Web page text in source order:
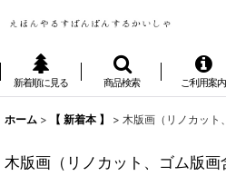
新着順に見る 商品検索 ご利用案内
ホーム > 【 新着本 】 > 木版画（リノカット
木版画（リノカット、ゴム版画